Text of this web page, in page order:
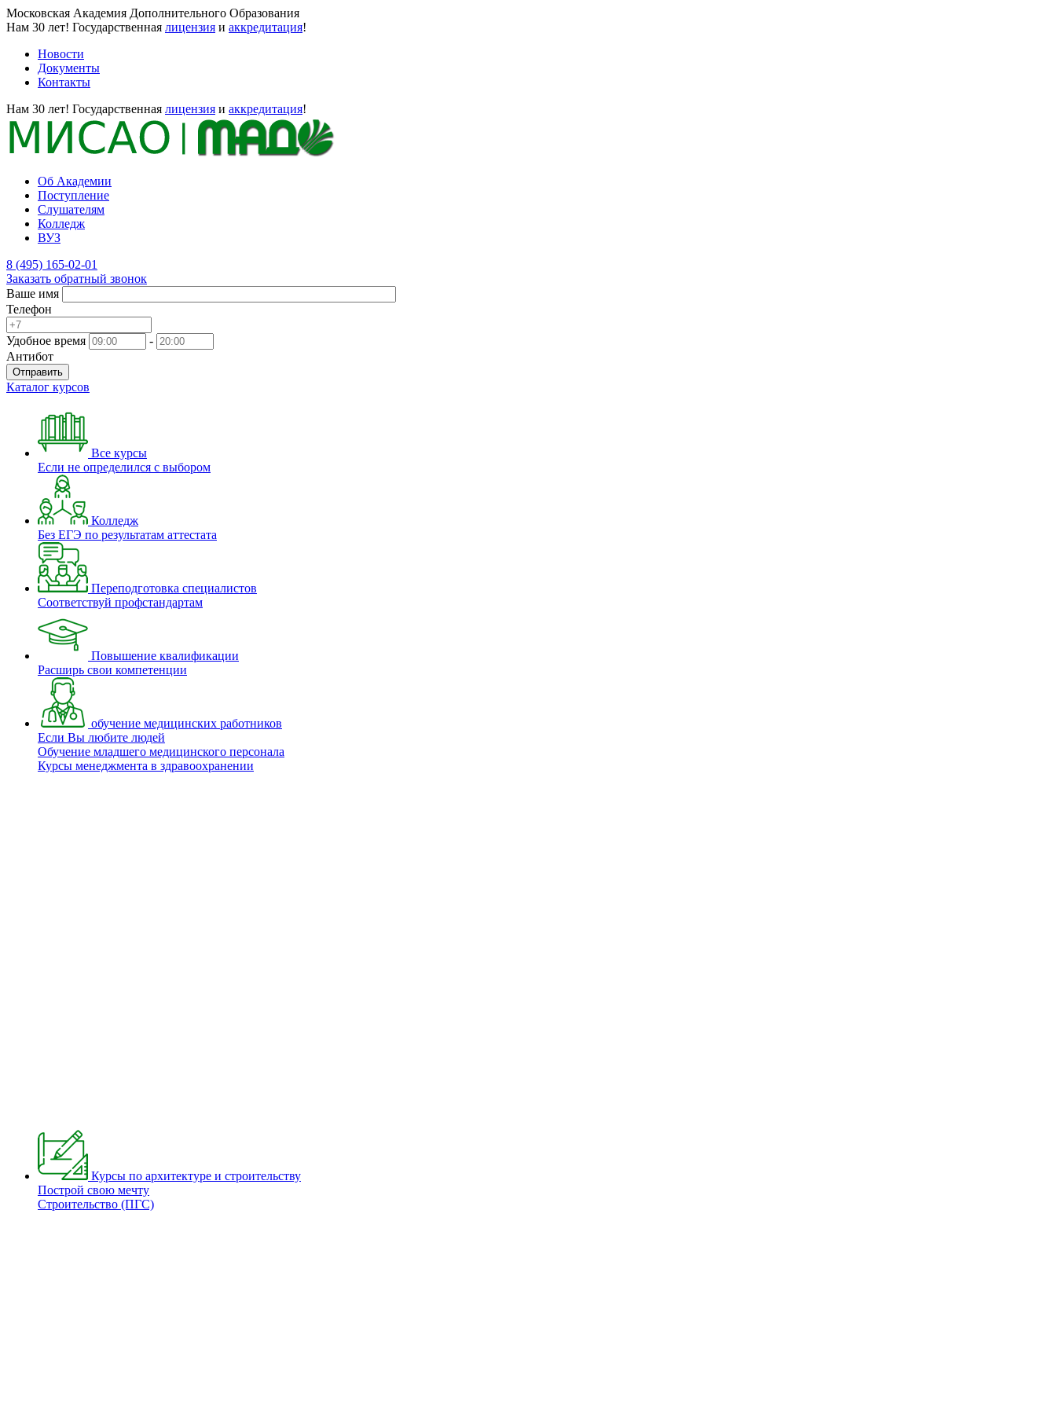
Московская Академия Дополнительного Образования
Нам 30 лет! Государственная лицензия и аккредитация!
Новости
Документы
Контакты
Нам 30 лет! Государственная лицензия и аккредитация!
Об Академии
Поступление
Слушателям
Колледж
ВУЗ
8 (495) 165-02-01
Заказать обратный звонок
Ваше имя
Телефон
Удобное время
-
Антибот
Отправить
Каталог курсов
Все курсы
Если не определился с выбором
Колледж
Без ЕГЭ по результатам аттестата
Переподготовка специалистов
Соответствуй профстандартам
Повышение квалификации
Расширь свои компетенции
обучение медицинских работников
Если Вы любите людей
Обучение младшего медицинского персонала
Курсы менеджмента в здравоохранении
Курсы по архитектуре и строительству
Построй свою мечту
Строительство (ПГС)